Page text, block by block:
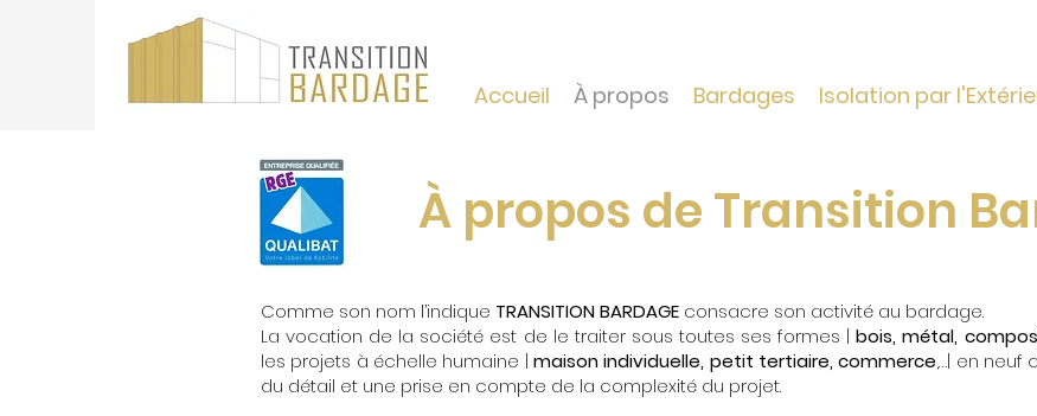
Accueil
À propos Bardages Isolation par
À propos de Transition
Comme son nom l’indique TRANSITION BARDAGE consacre son activité au bardage.
La vocation de la société est de le traiter sous toutes ses formes |bois, métal,
les projets à échelle humaine | maison individuelle, petit tertiaire, commerce,…| en neuf
du détail et une prise en compte de la complexité du projet.